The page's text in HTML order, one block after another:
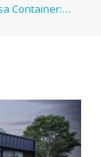
Container:…